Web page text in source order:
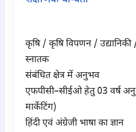
कृषि / कृषि विपणन /
स्नातक
संबंधित क्षेत्र में अनुभव
एफपीसी–सीईओ हेतु 03 वर्ष
मार्केटिंग)
हिंदी एवं अंग्रेजी भाषा का ज्ञान